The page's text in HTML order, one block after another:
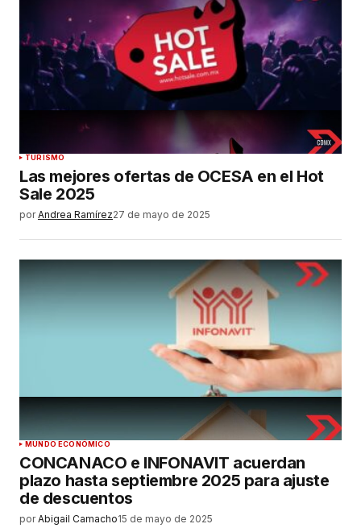
TURISMO
Las mejores ofertas de OCESA en el Hot
Sale 2025
por Andrea Ramírez27 de mayo de 2025
MUNDO ECONÓMICO
CONCANACO e INFONAVIT acuerdan
plazo hasta septiembre 2025 para ajuste
de descuentos
por Abigail Camacho15 de mayo de 2025